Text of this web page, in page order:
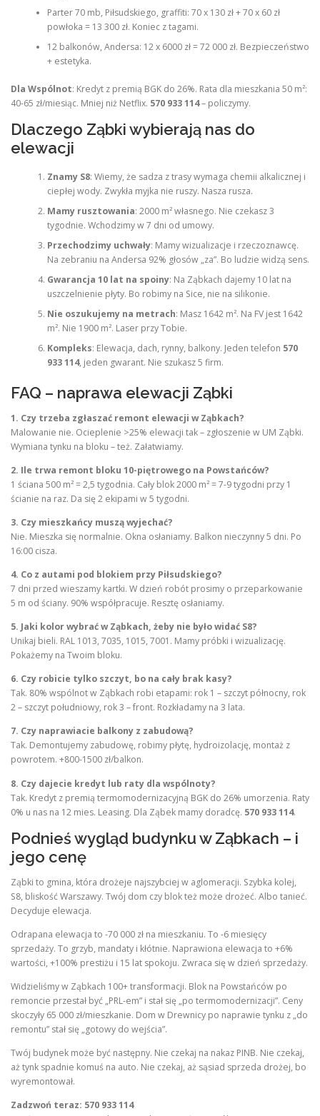
Parter 70 mb, Piłsudskiego, graffiti: 70 x 130 zł + 70 x 60 zł
powłoka = 13 300 zł. Koniec z tagami.
12 balkonów, Andersa: 12 x 6000 zł = 72 000 zł. Bezpieczeństwo
+ estetyka.
Dla Wspólnot: Kredyt z premią BGK do 26%. Rata dla mieszkania 50 m²:
40-65 zł/miesiąc. Mniej niż Netflix. 570 933 114– policzymy.
Dlaczego Ząbki wybierają nas do
elewacji
Znamy S8: Wiemy, że sadza z trasy wymaga chemii alkalicznej i
ciepłej wody. Zwykła myjka nie ruszy. Nasza rusza.
Mamy rusztowania: 2000 m² własnego. Nie czekasz 3
tygodnie. Wchodzimy w 7 dni od umowy.
Przechodzimy uchwały: Mamy wizualizacje i rzeczoznawcę.
Na zebraniu na Andersa 92% głosów „za”. Bo ludzie widzą sens.
Gwarancja 10 lat na spoiny: Na Ząbkach dajemy 10 lat na
uszczelnienie płyty. Bo robimy na Sice, nie na silikonie.
Nie oszukujemy na metrach: Masz 1642 m². Na FV jest 1642
m². Nie 1900 m². Laser przy Tobie.
Kompleks: Elewacja, dach, rynny, balkony. Jeden telefon 570
933 114, jeden gwarant. Nie szukasz 5 firm.
FAQ – naprawa elewacji Ząbki
1. Czy trzeba zgłaszać remont elewacji w Ząbkach?
Malowanie nie. Ocieplenie >25% elewacji tak – zgłoszenie w UM Ząbki.
Wymiana tynku na bloku – też. Załatwiamy.
2. Ile trwa remont bloku 10-piętrowego na Powstańców?
1 ściana 500 m² = 2,5 tygodnia. Cały blok 2000 m² = 7-9 tygodni przy 1
ścianie na raz. Da się 2 ekipami w 5 tygodni.
3. Czy mieszkańcy muszą wyjechać?
Nie. Mieszka się normalnie. Okna osłaniamy. Balkon nieczynny 5 dni. Po
16:00 cisza.
4. Co z autami pod blokiem przy Piłsudskiego?
7 dni przed wieszamy kartki. W dzień robót prosimy o przeparkowanie
5 m od ściany. 90% współpracuje. Resztę osłaniamy.
5. Jaki kolor wybrać w Ząbkach, żeby nie było widać S8?
Unikaj bieli. RAL 1013, 7035, 1015, 7001. Mamy próbki i wizualizację.
Pokażemy na Twoim bloku.
6. Czy robicie tylko szczyt, bo na cały brak kasy?
Tak. 80% wspólnot w Ząbkach robi etapami: rok 1 – szczyt północny, rok
2 – szczyt południowy, rok 3 – front. Rozkładamy na 3 lata.
7. Czy naprawiacie balkony z zabudową?
Tak. Demontujemy zabudowę, robimy płytę, hydroizolację, montaż z
powrotem. +800-1500 zł/balkon.
8. Czy dajecie kredyt lub raty dla wspólnoty?
Tak. Kredyt z premią termomodernizacyjną BGK do 26% umorzenia. Raty
0% u nas na 12 mies. Leasing. Dla Ząbek mamy doradcę. 570 933 114.
Podnieś wygląd budynku w Ząbkach – i
jego cenę
Ząbki to gmina, która drożeje najszybciej w aglomeracji. Szybka kolej,
S8, bliskość Warszawy. Twój dom czy blok też może drożeć. Albo tanieć.
Decyduje elewacja.
Odrapana elewacja to -70 000 zł na mieszkaniu. To -6 miesięcy
sprzedaży. To grzyb, mandaty i kłótnie. Naprawiona elewacja to +6%
wartości, +100% prestiżu i 15 lat spokoju. Zwraca się w dzień sprzedaży.
Widzieliśmy w Ząbkach 100+ transformacji. Blok na Powstańców po
remoncie przestał być „PRL-em” i stał się „po termomodernizacji”. Ceny
skoczyły 65 000 zł/mieszkanie. Dom w Drewnicy po naprawie tynku z „do
remontu” stał się „gotowy do wejścia”.
Twój budynek może być następny. Nie czekaj na nakaz PINB. Nie czekaj,
aż tynk spadnie komuś na auto. Nie czekaj, aż sąsiad sprzeda drożej, bo
wyremontował.
Zadzwoń teraz: 570 933 114